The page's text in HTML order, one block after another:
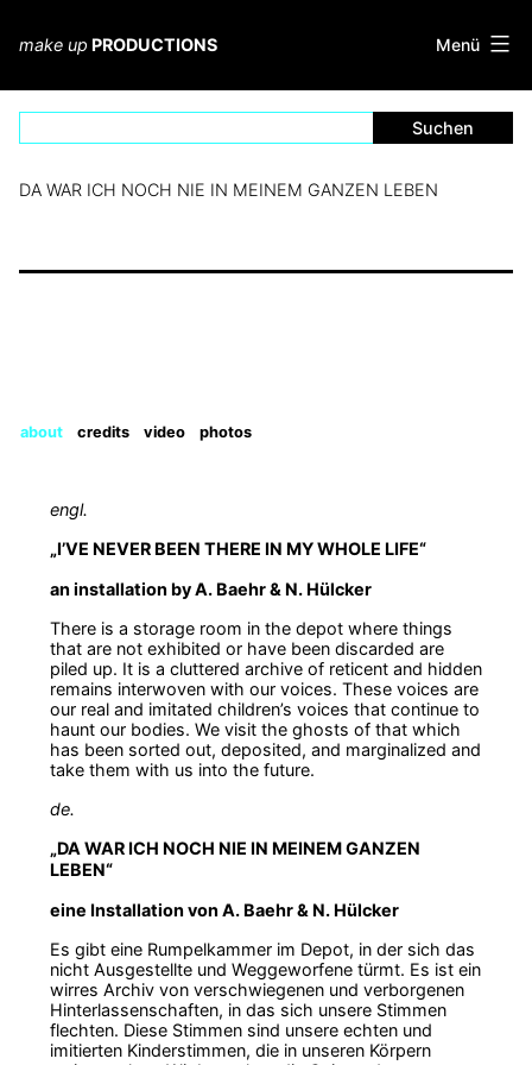
springen
make up PRODUCTIONS Menü
DA WAR ICH NOCH NIE IN MEINEM GANZEN LEBEN
about credits video photos
engl.
„I’VE NEVER BEEN THERE IN MY WHOLE LIFE“
an installation by A. Baehr & N. Hülcker
There is a storage room in the depot where things
that are not exhibited or have been discarded are
piled up. It is a cluttered archive of reticent and hidden
remains interwoven with our voices. These voices are
our real and imitated children’s voices that continue to
haunt our bodies. We visit the ghosts of that which
has been sorted out, deposited, and marginalized and
take them with us into the future.
de.
„DA WAR ICH NOCH NIE IN MEINEM GANZEN
LEBEN“
eine Installation von A. Baehr & N. Hülcker
Es gibt eine Rumpelkammer im Depot, in der sich das
nicht Ausgestellte und Weggeworfene türmt. Es ist ein
wirres Archiv von verschwiegenen und verborgenen
Hinterlassenschaften, in das sich unsere Stimmen
flechten. Diese Stimmen sind unsere echten und
imitierten Kinderstimmen, die in unseren Körpern